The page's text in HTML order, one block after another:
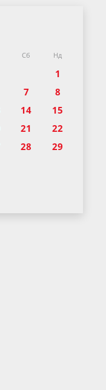
Сб Нд
1
7
8
14
15
21
22
28
29